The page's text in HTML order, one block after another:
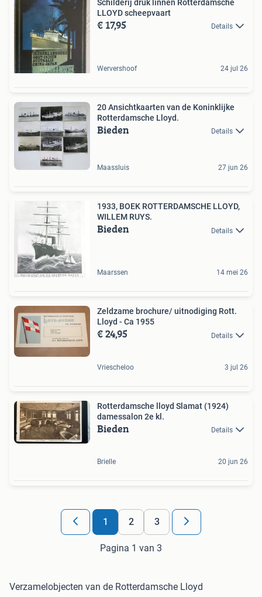
Schilderij druk linnen Rotterdamsche
LLOYD scheepvaart
€ 17,95 Details
Wervershoof 24 jul 26
20 Ansichtkaarten van de Koninklijke
Rotterdamsche Lloyd.
Bieden Details
Maassluis 27 jun 26
1933, BOEK ROTTERDAMSCHE LLOYD,
WILLEM RUYS.
Bieden Details
Maarssen 14 mei 26
Zeldzame brochure/ uitnodiging Rott.
Lloyd - Ca 1955
€ 24,95 Details
Vriescheloo 3 jul 26
Rotterdamsche lloyd Slamat (1924)
damessalon 2e kl.
Bieden Details
Brielle 20 jun 26
1 2 3
Pagina 1 van 3
Verzamelobjecten van de Rotterdamsche Lloyd